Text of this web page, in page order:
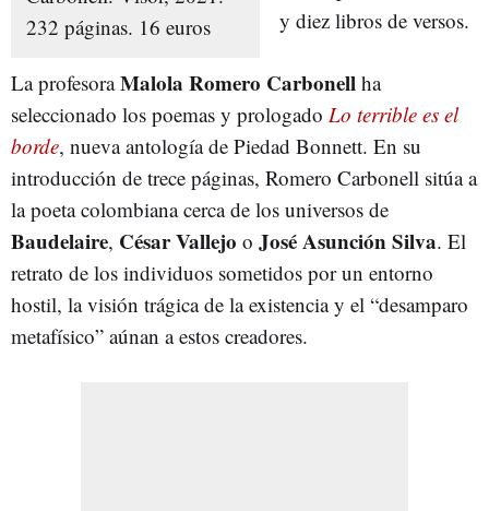
232 páginas. 16 euros
y diez libros de versos.
La profesoraMalola Romero Carbonell ha
seleccionado los poemas y prologado Lo terrible es el
borde, nueva antología de Piedad Bonnett. En su
introducción de trece páginas, Romero Carbonell sitúa a
la poeta colombiana cerca de los universos de
Baudelaire, César Vallejo o José Asunción Silva. El
retrato de los individuos sometidos por un entorno
hostil, la visión trágica de la existencia y el “desamparo
metafísico” aúnan a estos creadores.